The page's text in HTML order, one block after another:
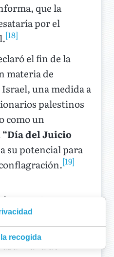
que la
por el
[18]
el fin de la
materia de
una medida a
palestinos
como un
del Juicio
su potencial para
[19]
1290 años apunta
de la
herida relacionada
del
la recogida